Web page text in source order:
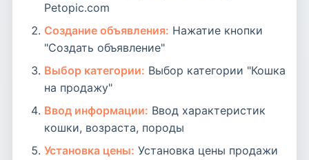
Petopic.com
Создание объявления: Нажатие кнопки
"Создать объявление"
Выбор категории: Выбор категории "Кошка
на продажу"
Ввод информации: Ввод характеристик
кошки, возраста, породы
Установка цены: Установка цены продажи